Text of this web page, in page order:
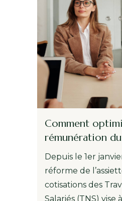
Comment
rémunération
Depuis le 1er
réforme de
cotisations des
Salariés (TNS) vise